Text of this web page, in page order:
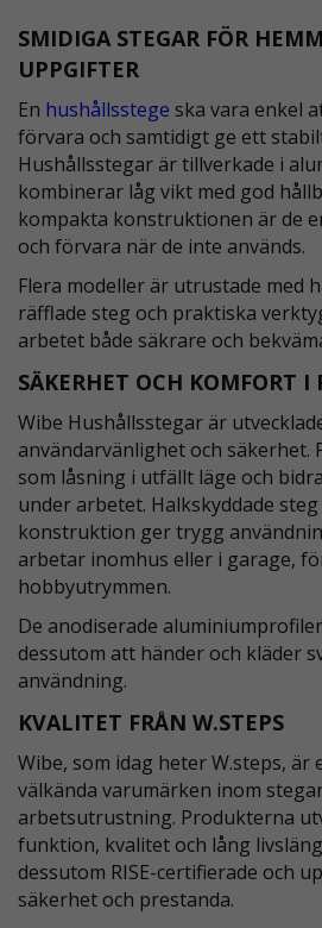
ändring på. Från och med
2025 träder nya
föreskrifter i kraft i
Sverige gällande
rullställningar, med s
som
SMIDIGA STEGAR FÖR
UPPGIFTER
En hushållsstege ska vara enkel
förvara och samtidigt ge ett
Hushållsstegar är tillverkade i
kombinerar låg vikt med god
kompakta konstruktionen är de
och förvara när de inte används.
Flera modeller är utrustade med
räfflade steg och praktiska
arbetet både säkrare och
SÄKERHET OCH KOMFORT I
Wibe Hushållsstegar är
användarvänlighet och
som låsning i utfällt läge och
under arbetet. Halkskyddade
konstruktion ger trygg
arbetar inomhus eller i garage,
hobbyutrymmen.
De anodiserade
dessutom att händer och kläder
användning.
KVALITET FRÅN W.STEPS
Wibe, som idag heter W.steps, är
välkända varumärken inom
arbetsutrustning. Produkterna
funktion, kvalitet och lång
dessutom RISE-certifierade och
säkerhet och prestanda.